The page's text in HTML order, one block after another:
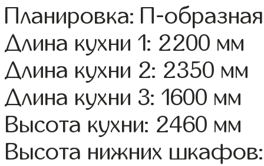
Планировка: П-образная
Длина кухни 1: 2200 мм
Длина кухни 2: 2350 мм
Длина кухни 3: 1600 мм
Высота кухни: 2460 мм
Высота нижних